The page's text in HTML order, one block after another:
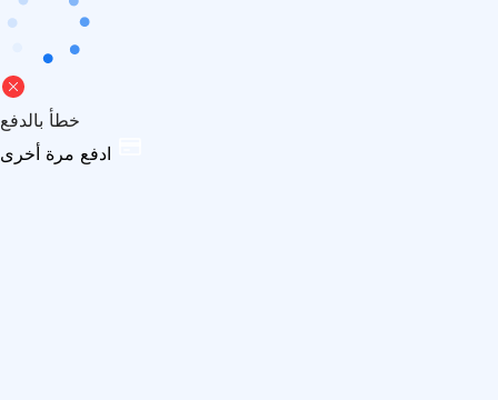
خطأ بالدفع